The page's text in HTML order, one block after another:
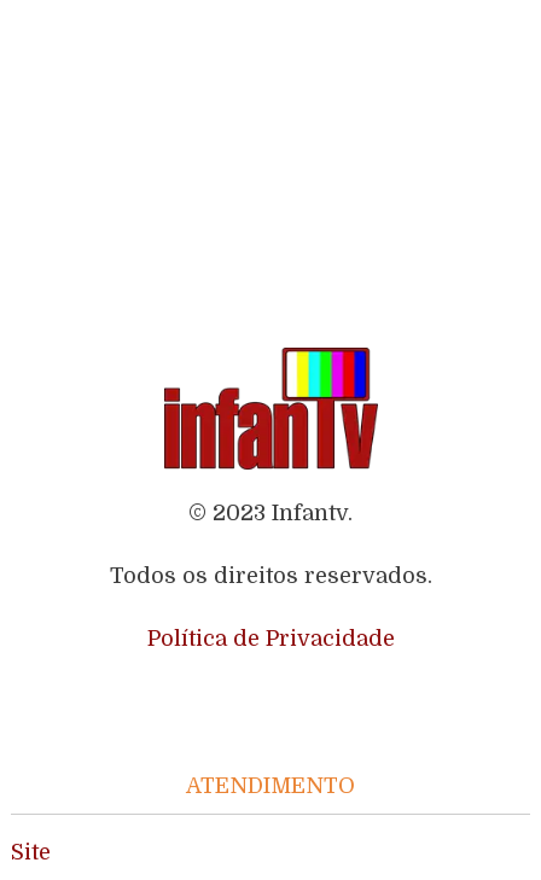
© 2023 Infantv.
Todos os direitos reservados.
Política de Privacidade
ATENDIMENTO
Site